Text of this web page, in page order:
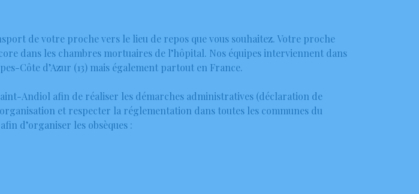
de votre proche vers le lieu de repos que vous souhaitez. Votre proche
dans les chambres mortuaires de l’hôpital. Nos équipes interviennent dans
Côte d’Azur (13) mais également partout en France.
Andiol afin de réaliser les démarches administratives (déclaration de
et respecter la réglementation dans toutes les communes du
d’organiser les obsèques :